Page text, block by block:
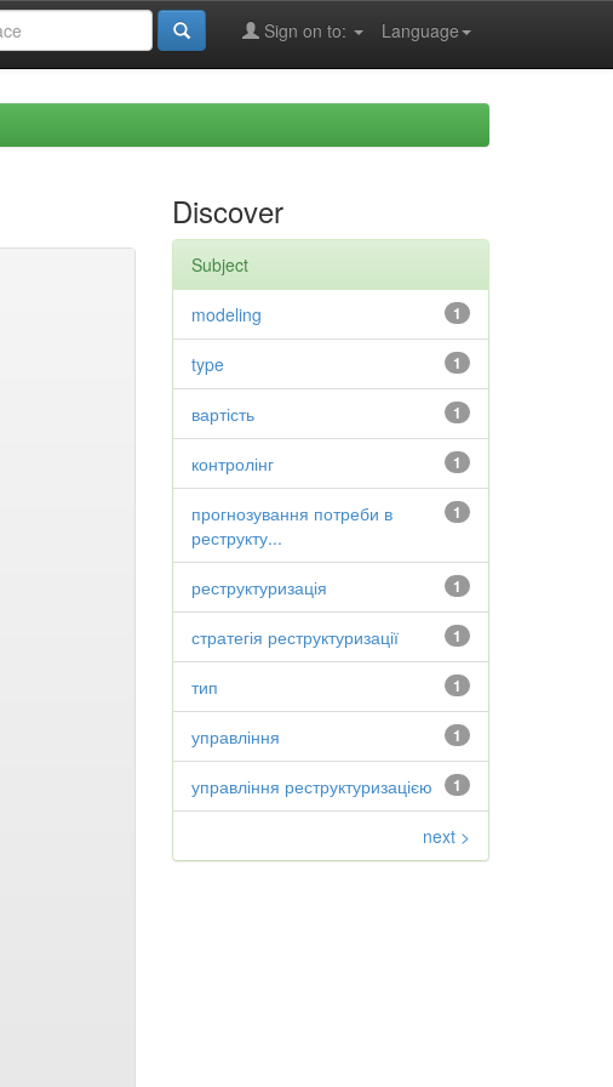
Language
Sign on to:
Discover
Subject
1
modeling
1
type
1
вартість
1
контролінг
1
прогнозування потреби в
реструкту...
1
реструктуризація
1
стратегія реструктуризації
1
тип
1
управління
1
управління реструктуризацією
next >